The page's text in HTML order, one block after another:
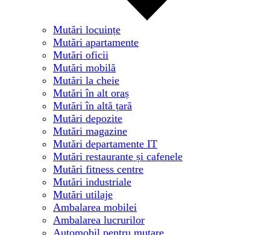
Mutări locuințe
Mutări apartamente
Mutări oficii
Mutări mobilă
Mutări la cheie
Mutări în alt oraș
Mutări în altă țară
Mutări depozite
Mutări magazine
Mutări departamente IT
Mutări restaurante și cafenele
Mutări fitness centre
Mutări industriale
Mutări utilaje
Ambalarea mobilei
Ambalarea lucrurilor
Automobil pentru mutare